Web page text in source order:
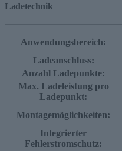
Ladetechnik
Anwendungsbereich:
Ladeanschluss:
Anzahl Ladepunkte:
Max. Ladeleistung pro
Ladepunkt:
Montagemöglichkeiten:
Integrierter
Fehlerstromschutz: